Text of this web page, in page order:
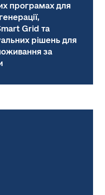
програмах для
Grid та
рішень для
за